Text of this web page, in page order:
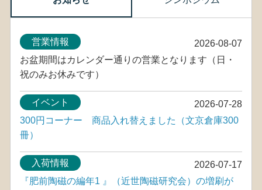
2026-08-07
営業情報
お盆期間はカレンダー通りの営業となります（日・
祝のみお休みです）
2026-07-28
イベント
300円コーナー 商品入れ替えました（文京倉庫300
冊）
2026-07-17
入荷情報
『肥前陶磁の編年1 』（近世陶磁研究会）の増刷が